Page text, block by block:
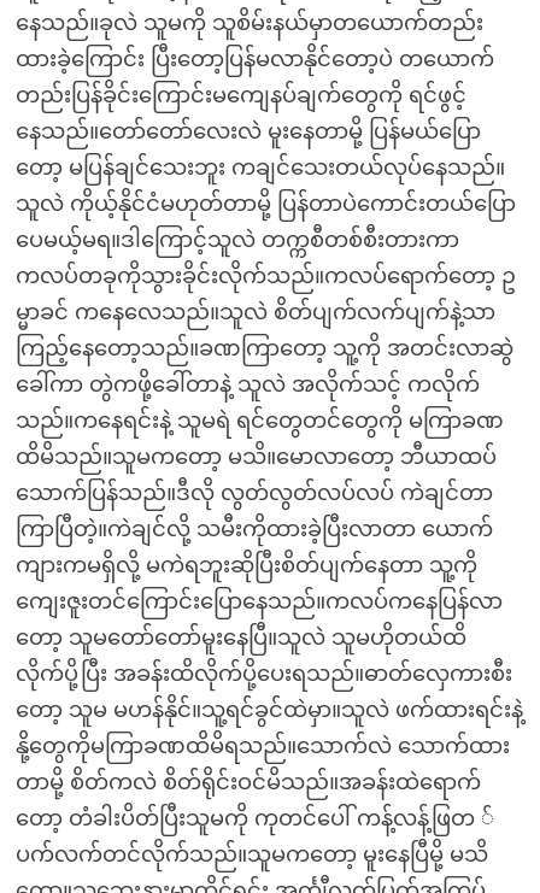
နေသည်။ခုလဲ သူမကို သူစိမ်းနယ်မှာတယောက်တည်း
ထားခဲ့ကြောင်း ပြီးတော့ပြန်မလာနိုင်တော့ပဲ တယောက်
တည်းပြန်ခိုင်းကြောင်းမကျေနပ်ချက်တွေကို ရင်ဖွင့်
နေသည်။တော်တော်လေးလဲ မူးနေတာမို့ ပြန်မယ်ပြော
တော့ မပြန်ချင်သေးဘူး ကချင်သေးတယ်လုပ်နေသည်။
သူလဲ ကိုယ့်နိုင်ငံမဟုတ်တာမို့ ပြန်တာပဲကောင်းတယ်ပြော
ပေမယ့်မရ။ဒါကြောင့်သူလဲ တက္ကစီတစ်စီးတားကာ
ကလပ်တခုကိုသွားခိုင်းလိုက်သည်။ကလပ်ရောက်တော့ ဥ
မ္မာခင် ကနေလေသည်။သူလဲ စိတ်ပျက်လက်ပျက်နဲ့သာ
ကြည့်နေတော့သည်။ခဏကြာတော့ သူ့ကို အတင်းလာဆွဲ
ခေါ်ကာ တွဲကဖို့ခေါ်တာနဲ့ သူလဲ အလိုက်သင့် ကလိုက်
သည်။ကနေရင်းနဲ့ သူမရဲ ရင်တွေတင်တွေကို မကြာခဏ
ထိမိသည်။သူမကတော့ မသိ။မောလာတော့ ဘီယာထပ်
သောက်ပြန်သည်။ဒီလို လွတ်လွတ်လပ်လပ် ကဲချင်တာ
ကြာပြီတဲ့။ကဲချင်လို့ သမီးကိုထားခဲ့ပြီးလာတာ ယောက်
ကျားကမရှိလို့ မကဲရဘူးဆိုပြီးစိတ်ပျက်နေတာ သူ့ကို
ကျေးဇူးတင်ကြောင်းပြောနေသည်။ကလပ်ကနေပြန်လာ
တော့ သူမတော်တော်မူးနေပြီ။သူလဲ သူမဟိုတယ်ထိ
လိုက်ပို့ပြီး အခန်းထိလိုက်ပို့ပေးရသည်။ဓာတ်လှေကားစီး
တော့ သူမ မဟန်နိုင်။သူ့ရင်ခွင်ထဲမှာ။သူလဲ ဖက်ထားရင်းနဲ့
နို့တွေကိုမကြာခဏထိမိရသည်။သောက်လဲ သောက်ထား
တာမို့ စိတ်ကလဲ စိတ်ရိုင်းဝင်မိသည်။အခန်းထဲရောက်
တော့ တံခါးပိတ်ပြီးသူမကို ကုတင်ပေါ် ကန့်လန့်ဖြတ ်
ပက်လက်တင်လိုက်သည်။သူမကတော့ မူးနေပြီမို့ မသိ